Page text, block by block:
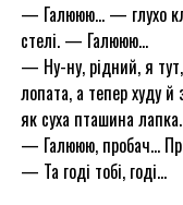
— Галююю… — глухо
стелі. — Галююю…
— Ну-ну, рідний, я
лопата, а тепер худу
як суха пташина
— Галююю, пробач…
— Та годі тобі, годі…